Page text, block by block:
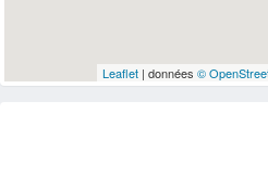
Leaflet| données ©